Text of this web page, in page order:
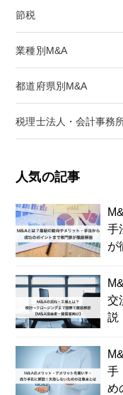
節税
業種別M&A
都道府県別M&A
税理士法人・会計事務
人気の記事
手
が
交
説
手
め